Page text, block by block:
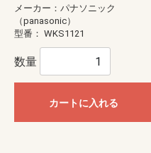
メーカー：パナソニック
（panasonic）
型番： WKS1121
数量
カートに入れる